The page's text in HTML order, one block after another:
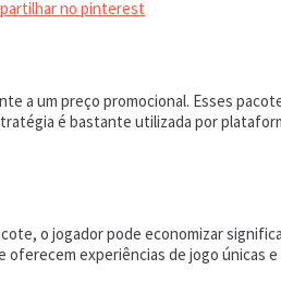
no pinterest
a um preço promocional. Esses
é bastante utilizada por
o jogador pode economizar
experiências de jogo únicas